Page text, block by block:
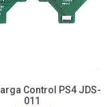
Control PS4 JDS-
011